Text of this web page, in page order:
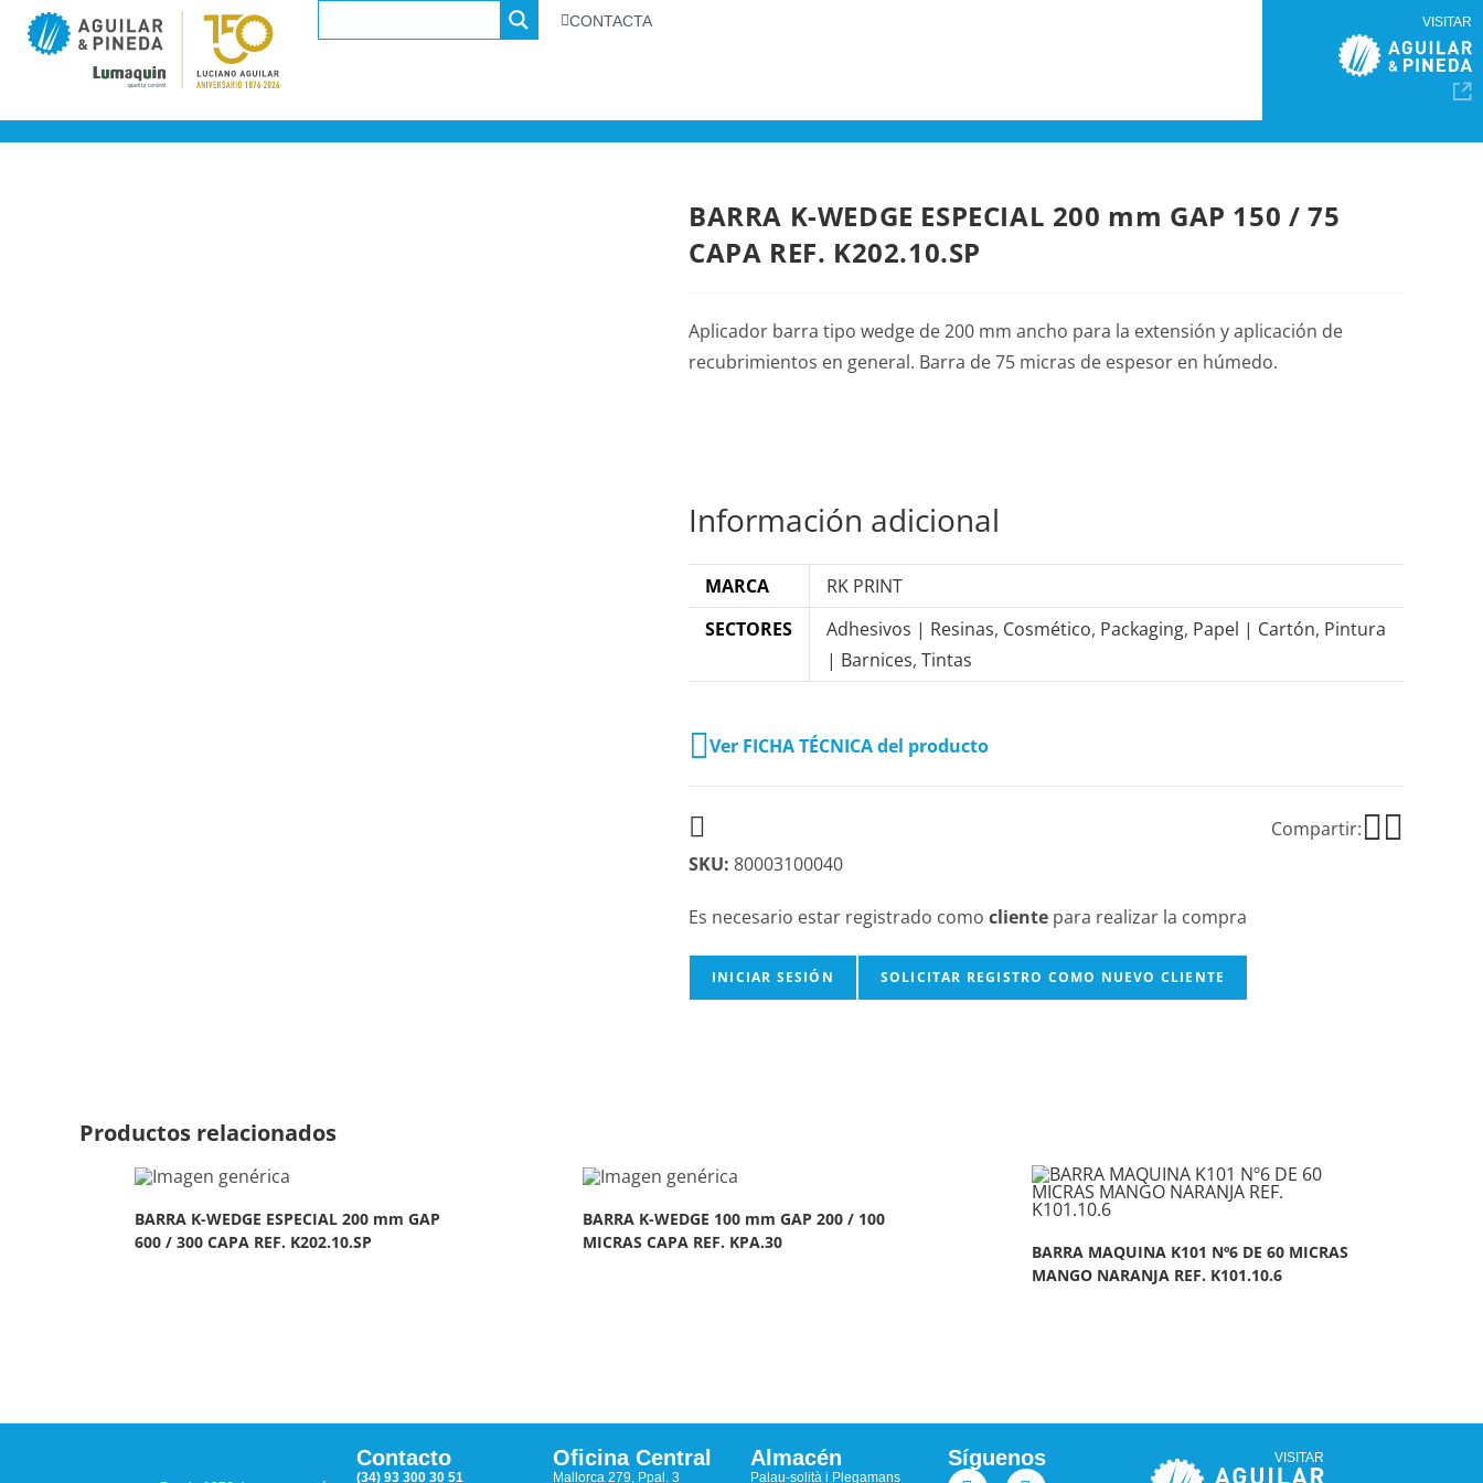
CONTACTA VISITAR
BARRA K-WEDGE ESPECIAL 200 mm GAP 150 / 75
CAPA REF. K202.10.SP
Aplicador barra tipo wedge de 200 mm ancho para la extensión y aplicación de
recubrimientos en general. Barra de 75 micras de espesor en húmedo.
Información adicional
MARCA
RK PRINT
SECTORES
Adhesivos | Resinas, Cosmético, Packaging, Papel | Cartón, Pintura
| Barnices, Tintas
Ver FICHA TÉCNICA del producto
Compartir:
SKU: 80003100040
Es necesario estar registrado como cliente para realizar la compra
INICIAR SESIÓN SOLICITAR REGISTRO COMO NUEVO CLIENTE
Productos relacionados
BARRA K-WEDGE ESPECIAL 200 mm GAP
600 / 300 CAPA REF. K202.10.SP
BARRA K-WEDGE 100 mm GAP 200 / 100
MICRAS CAPA REF. KPA.30
BARRA MAQUINA K101 Nº6 DE 60 MICRAS
MANGO NARANJA REF. K101.10.6
Contacto
(34) 93 300 30 51
Oficina Central
Mallorca 279, Ppal. 3
Almacén
Palau-solità i Plegamans
Síguenos VISITAR